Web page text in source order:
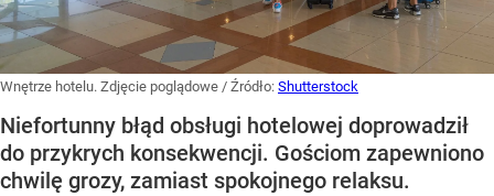
Wnętrze hotelu. Zdjęcie poglądowe / Źródło: Shutterstock
Niefortunny błąd obsługi hotelowej doprowadził
do przykrych konsekwencji. Gościom zapewniono
chwilę grozy, zamiast spokojnego relaksu.